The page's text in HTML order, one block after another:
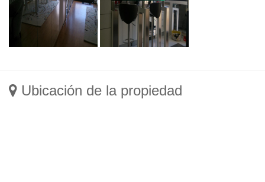
Ubicación de la propiedad